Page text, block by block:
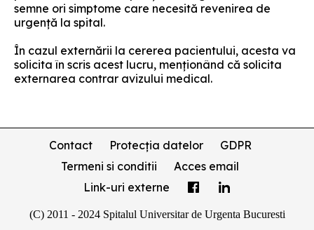
semne ori simptome care necesită revenirea de
urgență la spital.
În cazul externării la cererea pacientului, acesta va
solicita în scris acest lucru, menționând că solicita
externarea contrar avizului medical.
Contact Protecția datelor
GDPR
Termeni si conditii
Acces email
Link-uri externe
(C) 2011 - 2024 Spitalul Universitar de Urgenta Bucuresti